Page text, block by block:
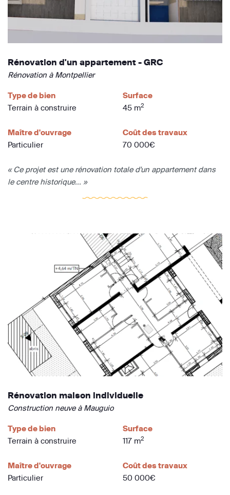
Rénovation d'un appartement - GRC
Rénovation à Montpellier
Type de bien
Terrain à construire
Surface
45 m2
Maître d'ouvrage
Particulier
Coût des travaux
70 000€
« Ce projet est une rénovation totale d'un appartement dans
le centre historique... »
Rénovation maison individuelle
Construction neuve à Mauguio
Type de bien
Terrain à construire
Surface
117 m2
Maître d'ouvrage
Particulier
Coût des travaux
50 000€